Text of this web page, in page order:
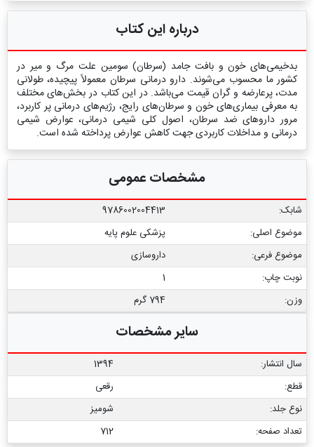
درباره این کتاب
بدخیمی‌های خون و بافت جامد (سرطان) سومین علت مرگ و میر در
کشور ما محسوب می‌شوند. دارو درمانی سرطان معمولاً پیچیده، طولانی
مدت، پر‌عارضه و گران قیمت می‌باشد. در این کتاب در بخش‌های مختلف
به معرفی بیماری‌های خون و سرطان‌های رایج، رژیم‌های درمانی پر کاربرد،
مرور داروهای ضد سرطان، اصول کلی شیمی درمانی، عوارض شیمی
درمانی و مداخلات کاربردی جهت کاهش عوارض پرداخته شده است.
مشخصات عمومی
شابک:
9786002004413
موضوع اصلی:
پزشکی علوم پایه
موضوع فرعی:
داروسازی
نوبت چاپ:
1
وزن:
794 گرم
سایر مشخصات
سال انتشار:
1394
قطع:
رقعی
نوع جلد:
شومیز
تعداد صفحه:
712